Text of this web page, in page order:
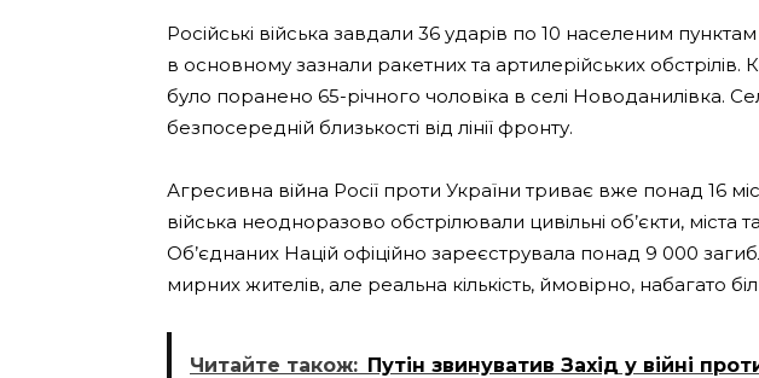
Російські війська завдали 36 ударів по 10 населеним
в основному зазнали ракетних та артилерійських обстрілів.
було поранено 65-річного чоловіка в селі Новоданилівка.
безпосередній близькості від лінії фронту.
Агресивна війна Росії проти України триває вже понад 16
війська неодноразово обстрілювали цивільні об’єкти, міста
Об’єднаних Націй офіційно зареєструвала понад 9 000
мирних жителів, але реальна кількість, ймовірно, набагато
Читайте також: Путін звинуватив Захід у війні